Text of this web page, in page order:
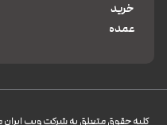
خرید
عمده
کليه حقوق متعلق به شرکت ویپ ایران